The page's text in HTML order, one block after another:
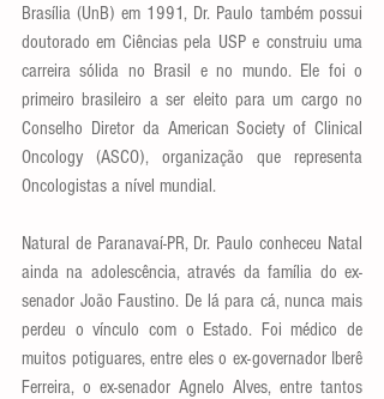
Brasília (UnB) em 1991, Dr. Paulo também possui
doutorado em Ciências pela USP e construiu uma
carreira sólida no Brasil e no mundo. Ele foi o
primeiro brasileiro a ser eleito para um cargo no
Conselho Diretor da American Society of Clinical
Oncology (ASCO), organização que representa
Oncologistas a nível mundial.
Natural de Paranavaí-PR, Dr. Paulo conheceu Natal
ainda na adolescência, através da família do ex-
senador João Faustino. De lá para cá, nunca mais
perdeu o vínculo com o Estado. Foi médico de
muitos potiguares, entre eles o ex-governador Iberê
Ferreira, o ex-senador Agnelo Alves, entre tantos